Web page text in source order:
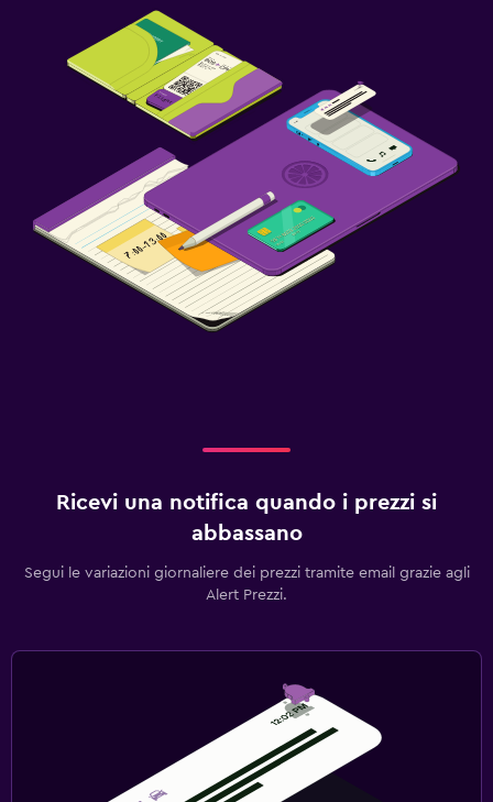
Ricevi una notifica quando i prezzi si
abbassano
Segui le variazioni giornaliere dei prezzi tramite email grazie agli
Alert Prezzi.